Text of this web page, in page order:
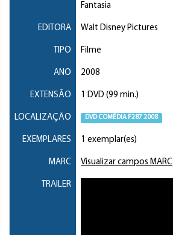
Fantasia
EDITORA Walt Disney Pictures
TIPO Filme
ANO 2008
EXTENSÃO 1 DVD (99 min.)
LOCALIZAÇÃO DVD COMÉDIA F287 2008
EXEMPLARES 1 exemplar(es)
MARC Visualizar campos MARC
TRAILER